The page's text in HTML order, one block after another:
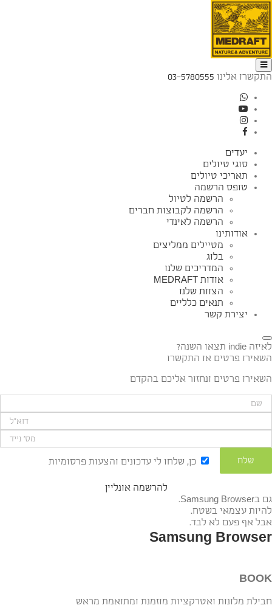
התקשרו אלינו 03-5780555
יעדים
סוגי טיולים
תאריכי טיולים
טופס הרשמה
הרשמה לטיול
הרשמה לקבוצות חברים
הרשמה לאינדי
אודותינו
מטיילים ממליצים
בלוג
המדריכים שלנו
אודות MEDRAFT
הצוות שלנו
תנאים כלליים
יצירת קשר
לאיזה indie תצאו השנה?
השאירו פרטים או התקשרו
השאירו פרטים ונחזור אליכם בהקדם
כן, שלחו לי עדכונים והצעות פרסומיות
להרשמה אונליין
גם בSamsung Browser.
להיות עצמאי בשטח.
אבל אף פעם לא לבד.
Samsung Browser
BOOK
חבילת מלונות ואטרקציות מוזמנת ומתואמת מראש